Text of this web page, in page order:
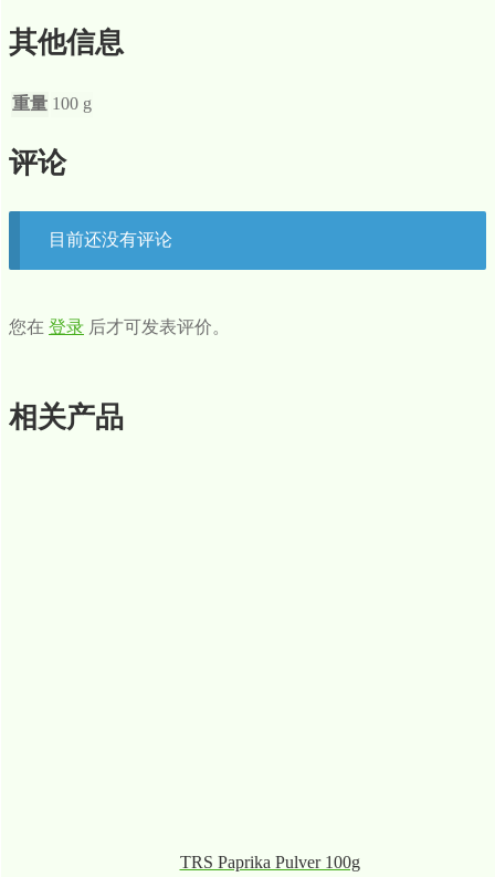
其他信息
重量 100 g
评论
目前还没有评论
您在 登录 后才可发表评价。
相关产品
TRS Paprika Pulver 100g